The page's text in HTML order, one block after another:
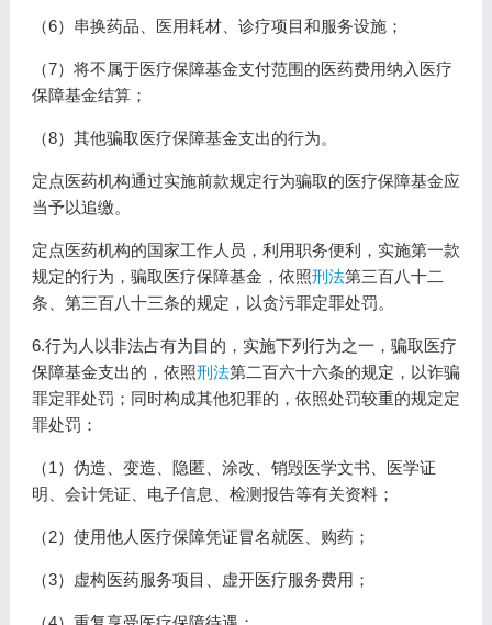
（6）串换药品、医用耗材、诊疗项目和服务设施；
（7）将不属于医疗保障基金支付范围的医药费用纳入医疗
保障基金结算；
（8）其他骗取医疗保障基金支出的行为。
定点医药机构通过实施前款规定行为骗取的医疗保障基金应
当予以追缴。
定点医药机构的国家工作人员，利用职务便利，实施第一款
规定的行为，骗取医疗保障基金，依照刑法第三百八十二
条、第三百八十三条的规定，以贪污罪定罪处罚。
6.行为人以非法占有为目的，实施下列行为之一，骗取医疗
保障基金支出的，依照刑法第二百六十六条的规定，以诈骗
罪定罪处罚；同时构成其他犯罪的，依照处罚较重的规定定
罪处罚：
（1）伪造、变造、隐匿、涂改、销毁医学文书、医学证
明、会计凭证、电子信息、检测报告等有关资料；
（2）使用他人医疗保障凭证冒名就医、购药；
（3）虚构医药服务项目、虚开医疗服务费用；